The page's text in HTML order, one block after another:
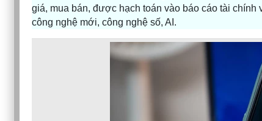
giá, mua bán, được hạch toán vào báo cáo tài
công nghệ mới, công nghệ số, AI.